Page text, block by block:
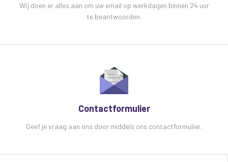
Wij doen er alles aan om uw email op werkdagen binnen 24 uur
te beantwoorden.
Contactformulier
Geef je vraag aan ons door middels ons contactformulier.